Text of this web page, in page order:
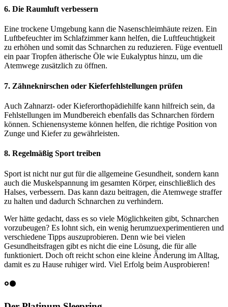
6. Die Raumluft verbessern
Eine trockene Umgebung kann die Nasenschleimhäute reizen. Ein
Luftbefeuchter im Schlafzimmer kann helfen, die Luftfeuchtigkeit
zu erhöhen und somit das Schnarchen zu reduzieren. Füge eventuell
ein paar Tropfen ätherische Öle wie Eukalyptus hinzu, um die
Atemwege zusätzlich zu öffnen.
7. Zähneknirschen oder Kieferfehlstellungen prüfen
Auch Zahnarzt- oder Kieferorthopädiehilfe kann hilfreich sein, da
Fehlstellungen im Mundbereich ebenfalls das Schnarchen fördern
können. Schienensysteme können helfen, die richtige Position von
Zunge und Kiefer zu gewährleisten.
8. Regelmäßig Sport treiben
Sport ist nicht nur gut für die allgemeine Gesundheit, sondern kann
auch die Muskelspannung im gesamten Körper, einschließlich des
Halses, verbessern. Das kann dazu beitragen, die Atemwege straffer
zu halten und dadurch Schnarchen zu verhindern.
Wer hätte gedacht, dass es so viele Möglichkeiten gibt, Schnarchen
vorzubeugen? Es lohnt sich, ein wenig herumzuexperimentieren und
verschiedene Tipps auszuprobieren. Denn wie bei vielen
Gesundheitsfragen gibt es nicht die eine Lösung, die für alle
funktioniert. Doch oft reicht schon eine kleine Änderung im Alltag,
damit es zu Hause ruhiger wird. Viel Erfolg beim Ausprobieren!
hdr_strong